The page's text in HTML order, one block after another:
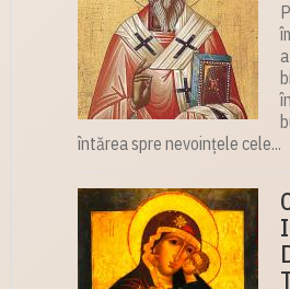
întărea spre nevoințele cele...